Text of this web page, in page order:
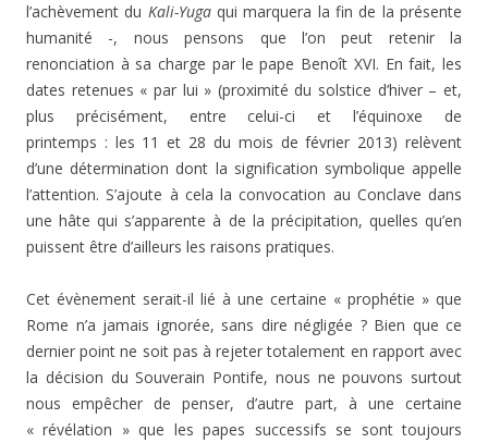
l’achèvement du Kali-Yugaqui marquera la fin de la présente
humanité -, nous pensons que l’on peut retenir la
renonciation à sa charge par le pape Benoît XVI. En fait, les
dates retenues « par lui » (proximité du solstice d’hiver – et,
plus précisément, entre celui-ci et l’équinoxe de
printemps : les 11 et 28 du mois de février 2013) relèvent
d’une détermination dont la signification symbolique appelle
l’attention. S’ajoute à cela la convocation au Conclave dans
une hâte qui s’apparente à de la précipitation, quelles qu’en
puissent être d’ailleurs les raisons pratiques.
Cet évènement serait-il lié à une certaine « prophétie » que
Rome n’a jamais ignorée, sans dire négligée ? Bien que ce
dernier point ne soit pas à rejeter totalement en rapport avec
la décision du Souverain Pontife, nous ne pouvons surtout
nous empêcher de penser, d’autre part, à une certaine
« révélation » que les papes successifs se sont toujours